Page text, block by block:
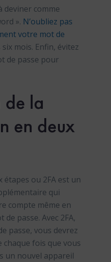
deviner comme
». N’oubliez pas
votre mot de
mois. Enfin, évitez
de passe pour
la
en deux
étapes ou 2FA est un
qui
compte même en
passe. Avec 2FA,
passe, vous devrez
fois que vous
un nouvel appareil